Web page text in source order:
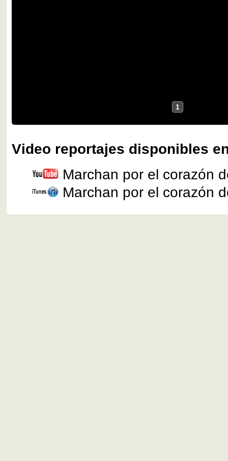
1
Video reportajes disponibles
Marchan por el corazón
Marchan por el corazón